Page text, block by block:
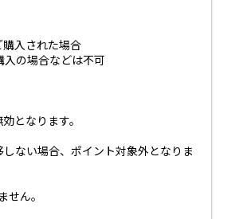
購入された場合
の場合などは不可
となります。
ない場合、ポイント対象外となりま
せん。